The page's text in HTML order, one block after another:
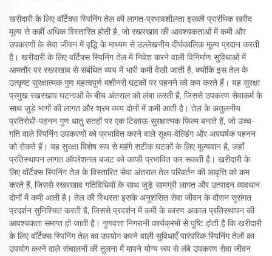
खरीदारी के लिए वॉर्टेक्स स्पिनिंग तेल की लागत-प्रभावशीलता इसकी प्रारंभिक खरीद
मूल्य से कहीं अधिक विस्तारित होती है, जो रखरखाव की आवश्यकताओं में कमी और
उपकरणों के सेवा जीवन में वृद्धि के माध्यम से उल्लेखनीय दीर्घकालिक मूल्य प्रदान करती
है। खरीदारी के लिए वॉर्टेक्स स्पिनिंग तेल में निवेश करने वाली विनिर्माण सुविधाओं में
आमतौर पर रखरखाव से संबंधित व्यय में भारी कमी देखी जाती है, क्योंकि इस तेल के
उत्कृष्ट सुरक्षात्मक गुण महत्वपूर्ण मशीनरी घटकों पर पहनने को कम करते हैं। यह सुरक्षा
प्रमुख रखरखाव घटनाओं के बीच अंतराल को लंबा करती है, जिससे उपकरण सेवाकर्म के
साथ जुड़े भागों की लागत और श्रम व्यय दोनों में कमी आती है। तेल के अतुलनीय
प्रतिरोधी-पहनन गुण धातु सतहों पर एक टिकाऊ सुरक्षात्मक फिल्म बनाते हैं, जो उच्च-
गति वाले स्पिनिंग उपकरणों को प्रभावित करने वाले सूक्ष्म-वेल्डिंग और अपघर्षक पहनन
को रोकते हैं। यह सुरक्षा विशेष रूप से महंगे सटीक घटकों के लिए मूल्यवान है, जहाँ
प्रतिस्थापन लागत ऑपरेशनल बजट को काफी प्रभावित कर सकती है। खरीदारी के
लिए वॉर्टेक्स स्पिनिंग तेल के विस्तारित सेवा अंतराल तेल परिवर्तन की आवृत्ति को कम
करते हैं, जिससे रखरखाव गतिविधियों के साथ जुड़े सामग्री लागत और उत्पादन व्यवधान
दोनों में कमी आती है। तेल की स्थिरता इसके अनुशंसित सेवा जीवन के दौरान सुसंगत
प्रदर्शन सुनिश्चित करती है, जिससे प्रदर्शन में कमी के कारण अकाल प्रतिस्थापन की
आवश्यकता समाप्त हो जाती है। गुणवत्ता निगरानी कार्यक्रमों से पुष्टि होती है कि खरीदारी
के लिए वॉर्टेक्स स्पिनिंग तेल का उपयोग करने वाली सुविधाएँ पारंपरिक स्पिनिंग तेलों का
उपयोग करने वाले संचालनों की तुलना में मापने योग्य रूप से लंबे उपकरण सेवा जीवन